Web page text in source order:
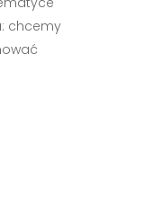
chcemy